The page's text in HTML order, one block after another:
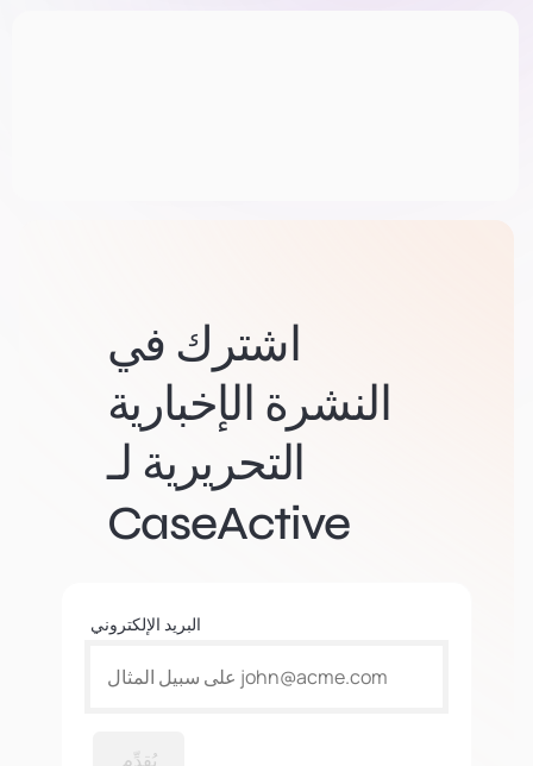
اشترك في
النشرة الإخبارية
التحريرية لـ
CaseActive
البريد الإلكتروني
يُقدِّم